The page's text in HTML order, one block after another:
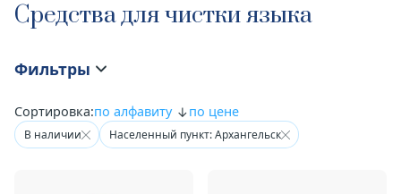
Средства для чистки языка
Фильтры
Сортировка:по алфавиту по цене
В наличии Населенный пункт: Архангельск